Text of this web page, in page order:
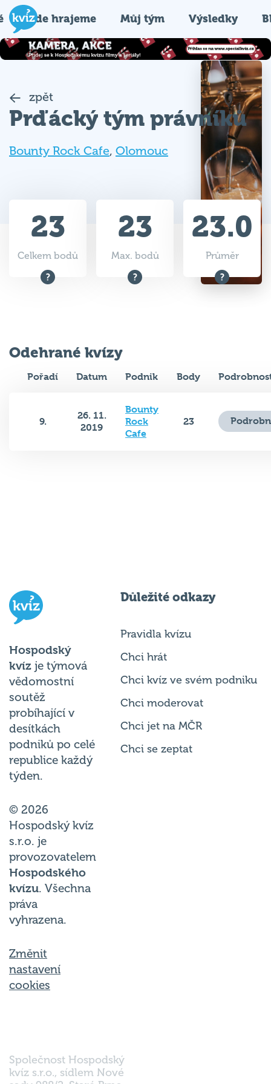
Kde hrajeme Můj tým Výsledky
zpět
Prďácký tým právníků
Bounty Rock Cafe, Olomouc
23
Celkem bodů
23
Max. bodů
23.0
Průměr
Odehrané kvízy
Pořadí Datum Podnik Body
9.
26. 11.
2019
Bounty
Rock
Cafe
23
Hospodský
kvíz je týmová
vědomostní
soutěž
probíhající v
desítkách
podniků po celé
republice každý
týden.
© 2026
Hospodský kvíz
s.r.o. je
provozovatelem
Hospodského
kvízu. Všechna
práva
vyhrazena.
Změnit
nastavení
cookies
Důležité odkazy
Pravidla kvízu
Chci hrát
Chci kvíz ve svém podniku
Chci moderovat
Chci jet na MČR
Chci se zeptat
Společnost Hospodský
kvíz s.r.o., sídlem Nové